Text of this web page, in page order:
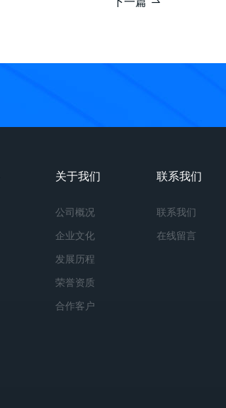
关于我们
公司概况
企业文化
发展历程
荣誉资质
合作客户
联系我们
联系我们
在线留言